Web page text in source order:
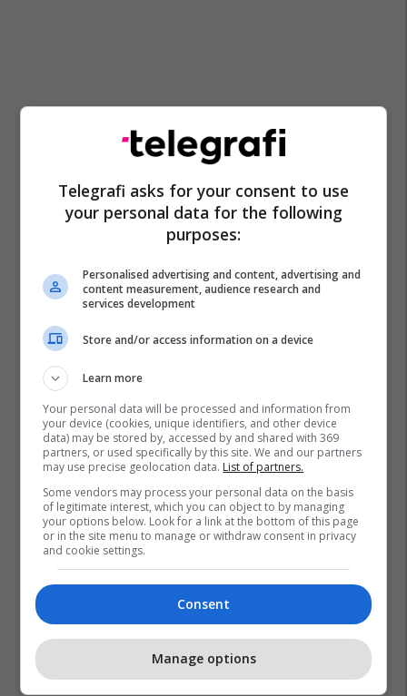
Prishtinë Mitrovicë Petrit Zogaj
Qeveria
Arsim Bajrami
James Hope Podujevë Ferizaj
Telegrafi asks for your consent to use
your personal data for the following
purposes:
Personalised advertising and content, advertising and
content measurement, audience research and
services development
Store and/or access information on a device
Learn more
Your personal data will be processed and information from
your device (cookies, unique identifiers, and other device
data) may be stored by, accessed by and shared with 369
partners, or used specifically by this site. We and our partners
may use precise geolocation data. List of partners.
Some vendors may process your personal data on the basis
of legitimate interest, which you can object to by managing
your options below. Look for a link at the bottom of this page
or in the site menu to manage or withdraw consent in privacy
and cookie settings.
Consent
Manage options